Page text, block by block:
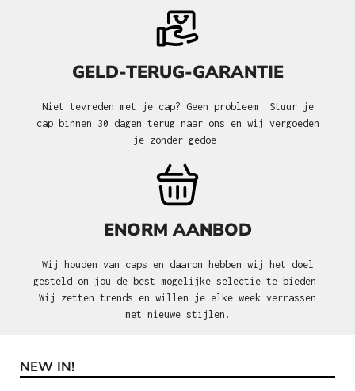
GELD-TERUG-GARANTIE
Niet tevreden met je cap? Geen probleem. Stuur je
cap binnen 30 dagen terug naar ons en wij vergoeden
je zonder gedoe.
ENORM AANBOD
Wij houden van caps en daarom hebben wij het doel
gesteld om jou de best mogelijke selectie te bieden.
Wij zetten trends en willen je elke week verrassen
met nieuwe stijlen.
Productgalerij overslaan
NEW IN!